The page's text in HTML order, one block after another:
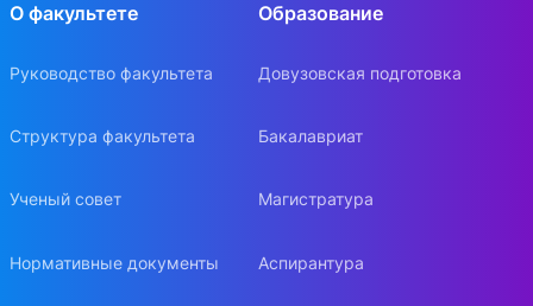
О факультете
Руководство факультета
Структура факультета
Ученый совет
Нормативные документы
Образование
Довузовская подготовка
Бакалавриат
Магистратура
Аспирантура